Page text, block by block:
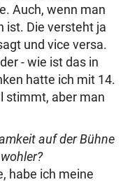
Auch, wenn man
ist. Die versteht ja
und vice versa.
- wie ist das in
hatte ich mit 14.
stimmt, aber man
auf der Bühne
habe ich meine